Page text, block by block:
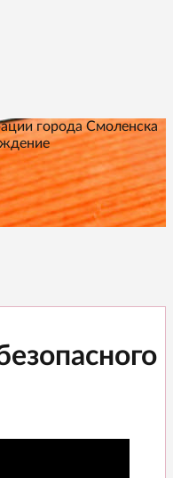
города Смоленска